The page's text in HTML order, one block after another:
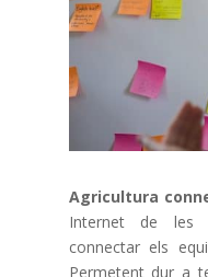
Agricultura
Internet de les
connectar els
Permetent dur a